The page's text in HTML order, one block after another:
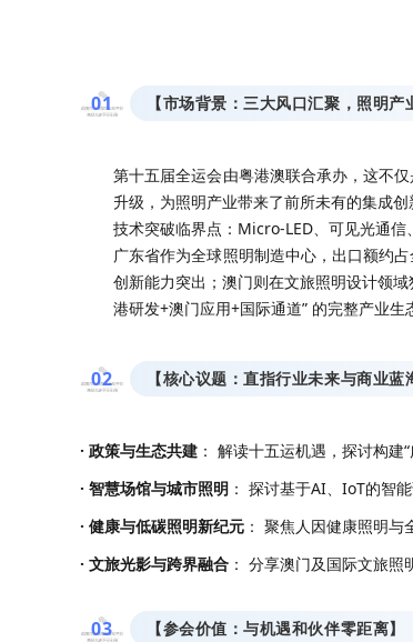
01 【市场背景：三大风口汇聚，照明产
第十五届全运会由粤港澳联合承办，这不
升级，为照明产业带来了前所未有的集成创
技术突破临界点：Micro-LED、可见光通信
广东省作为全球照明制造中心，出口额约
创新能力突出；澳门则在文旅照明设计领
港研发+澳门应用+国际通道” 的完整产业生
02 【核心议题：直指行业未来与商业蓝
· 政策与生态共建 ： 解读十五运机遇，探讨构建
· 智慧场馆与城市照明 ： 探讨基于AI、IoT的智
· 健康与低碳照明新纪元 ： 聚焦人因健康照明与
· 文旅光影与跨界融合 ： 分享澳门及国际文旅照
03 【参会价值：与机遇和伙伴零距离】